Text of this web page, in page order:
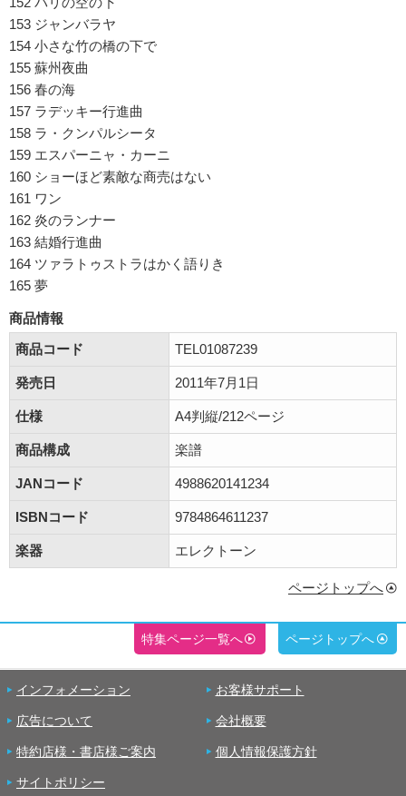
153 ジャンバラヤ
154 小さな竹の橋の下で
155 蘇州夜曲
156 春の海
157 ラデッキー行進曲
158 ラ・クンパルシータ
159 エスパーニャ・カーニ
160 ショーほど素敵な商売はない
161 ワン
162 炎のランナー
163 結婚行進曲
164 ツァラトゥストラはかく語りき
165 夢
商品情報
商品コード
TEL01087239
発売日 2011年7月1日
仕様 A4判縦/212ページ
商品構成 楽譜
JANコード 4988620141234
ISBNコード 9784864611237
楽器 エレクトーン
ページトップへ
特集ページ一覧へ ページトップへ
インフォメーション お客様サポート
広告について 会社概要
特約店様・書店様ご案内 個人情報保護方針
サイトポリシー